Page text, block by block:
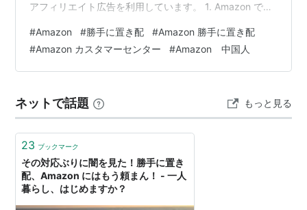
アフィリエイト広告を利用しています。 1. Amazon で買
ことが2回続き、また問い合わせたカスタマーセンターの
怪しい日本語の中国人の対応にとても不愉快な思いをし
たことを書きました。 harenokuni2019.com その後、上
員であれば利用でき…
#Amazon #勝手に置き配 #Amazon 勝手に置き配
#Amazon カスタマーセンター #Amazon 中国人
ネットで話題 もっと見る
23 ブックマーク
その対応ぶりに闇を見た！勝手に置き
配、Amazon にはもう頼まん！ - 一人
暮らし、はじめますか？